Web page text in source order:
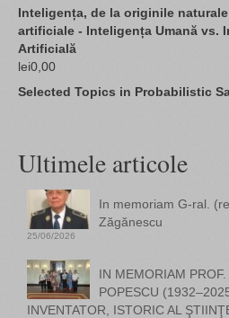
Inteligența, de la originile
artificiale - Inteligența Umană vs.
Artificială
lei0,00
Selected Topics in Probabilistic
Ultimele articole
In memoriam G-ral.
Zăgănescu
25/06/2026
IN MEMORIAM
POPESCU
INVENTATOR, ISTORIC AL